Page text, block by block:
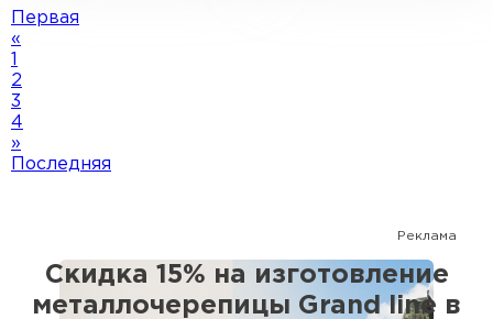
Первая
«
2
3
4
»
Последняя
Реклама
Скидка 15% на изготовление
металлочерепицы Grand line в